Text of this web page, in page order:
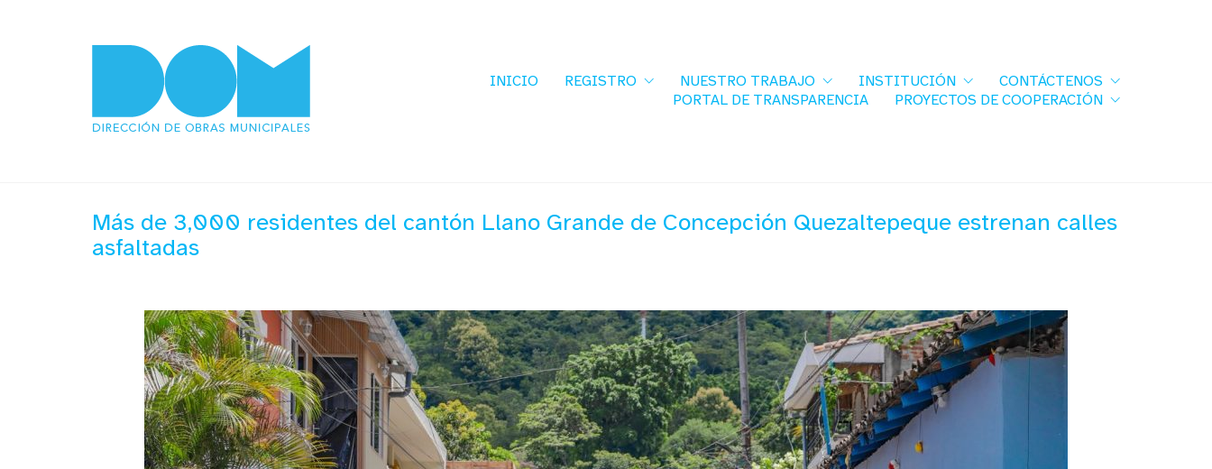
INICIO REGISTRO NUESTRO TRABAJO INSTITUCIÓN
CONTÁCTENOS
PORTAL DE TRANSPARENCIA
PROYECTOS DE COOPERACIÓN
Más de 3,000 residentes del cantón Llano Grande de Concepción Quezaltepeque estrenan calles
asfaltadas